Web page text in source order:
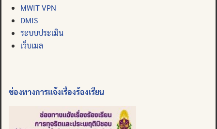
MWIT VPN
DMIS
ระบบประเมิน
เว็บเมล
ช่องทางการแจ้งเรื่องร้องเรียน